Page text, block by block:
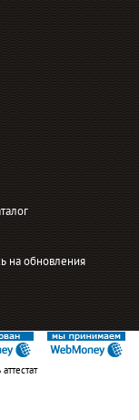
на обновления